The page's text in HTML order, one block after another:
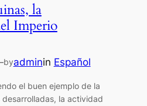
la
Imperio
byadminin Español
el buen ejemplo de la
la actividad